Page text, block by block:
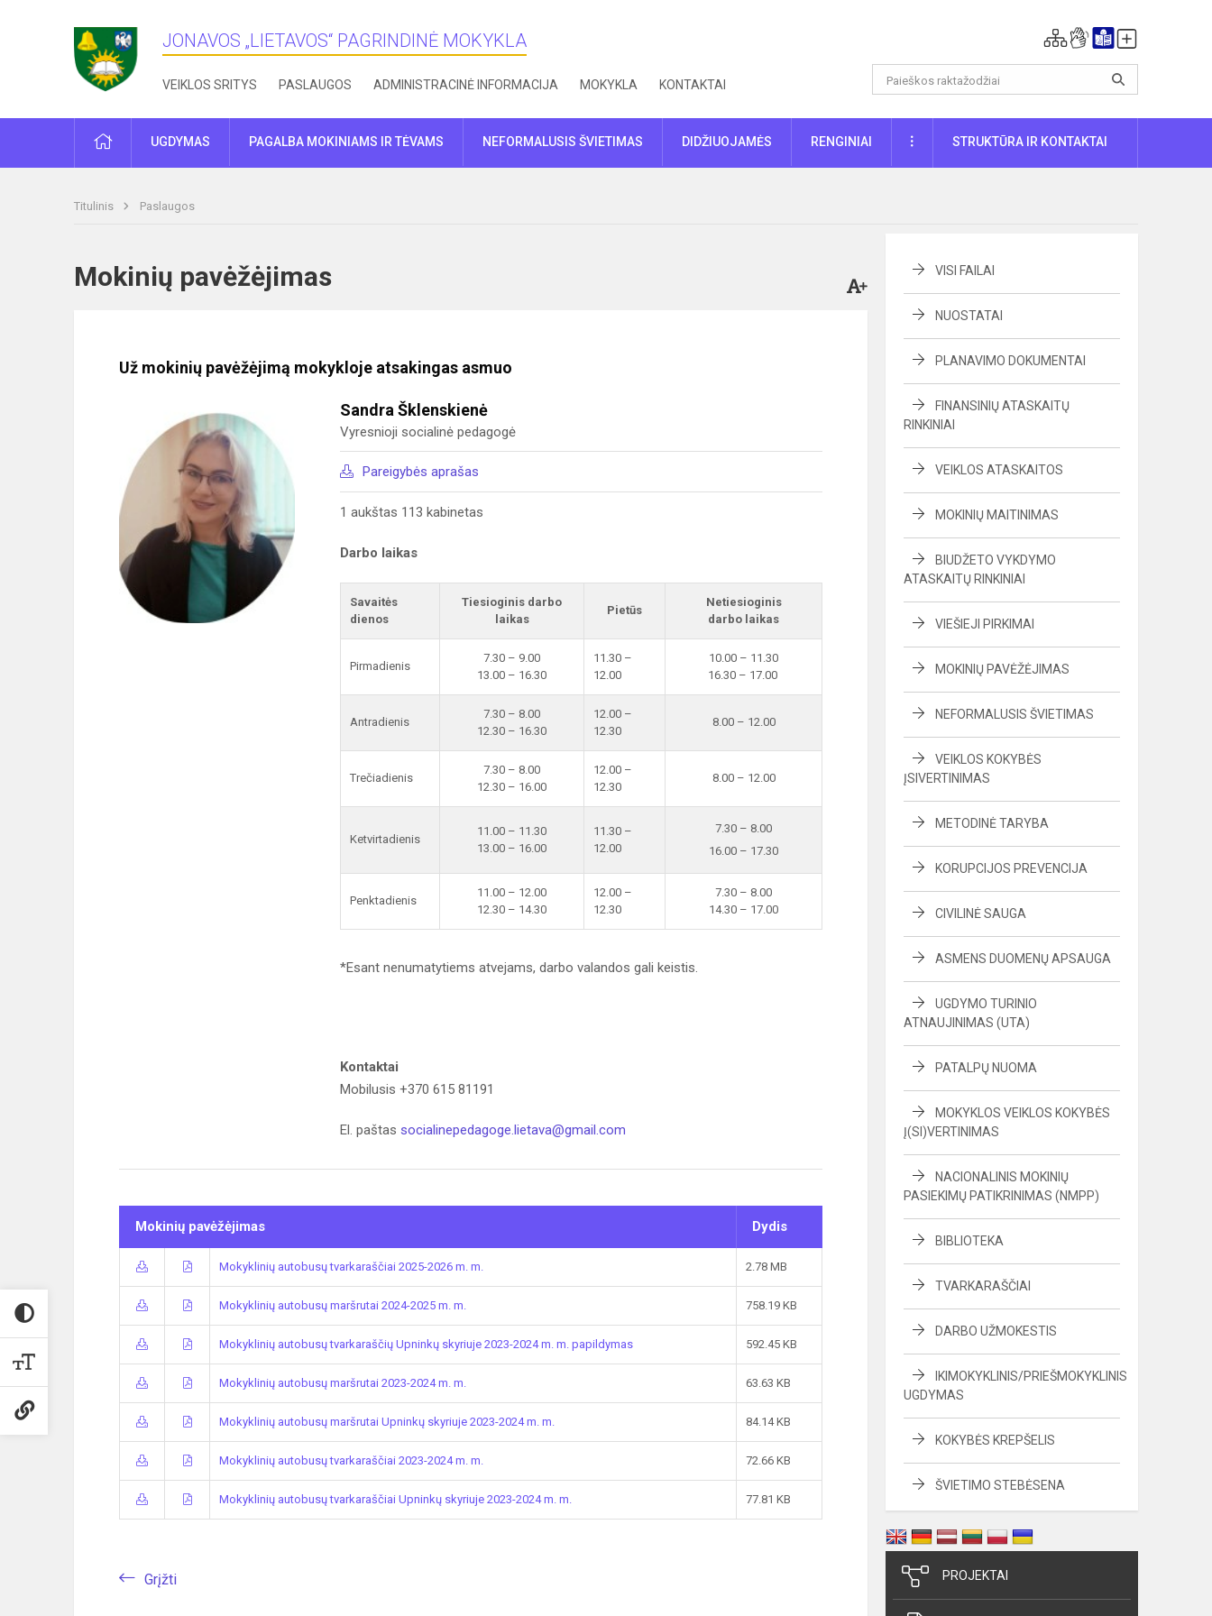
JONAVOS „LIETAVOS“ PAGRINDINĖ MOKYKLA
VEIKLOS SRITYS PASLAUGOS ADMINISTRACINĖ INFORMACIJA MOKYKLA KONTAKTAI
PRADŽIAUGDYMAS PAGALBA MOKINIAMS IR TĖVAMS NEFORMALUSIS ŠVIETIMAS DIDŽIUOJAMĖS RENGINIAI DAUGIAUSTRUKTŪRA IR KONTAKTAI
Titulinis Paslaugos
Mokinių pavėžėjimas
Už mokinių pavėžėjimą mokykloje atsakingas asmuo
Sandra Šklenskienė
Vyresnioji socialinė pedagogė
Pareigybės aprašas
1 aukštas 113 kabinetas
Darbo laikas
Savaitės
dienos
Tiesioginis darbo
laikas
Pietūs
Netiesioginis
darbo laikas
Pirmadienis
7.30 – 9.00
13.00 – 16.30
11.30 –
12.00
10.00 – 11.30
16.30 – 17.00
Antradienis
7.30 – 8.00
12.30 – 16.30
12.00 –
12.30
8.00 – 12.00
Trečiadienis
7.30 – 8.00
12.30 – 16.00
12.00 –
12.30
8.00 – 12.00
Ketvirtadienis
11.00 – 11.30
13.00 – 16.00
11.30 –
12.00
7.30 – 8.00
16.00 – 17.30
Penktadienis
11.00 – 12.00
12.30 – 14.30
12.00 –
12.30
7.30 – 8.00
14.30 – 17.00
*Esant nenumatytiems atvejams, darbo valandos gali keistis.
Kontaktai
Mobilusis +370 615 81191
El. paštas socialinepedagoge.lietava@gmail.com
Mokinių pavėžėjimas Dydis
Mokyklinių autobusų tvarkaraščiai 2025-2026 m. m. 2.78 MB
Mokyklinių autobusų maršrutai 2024-2025 m. m. 758.19 KB
Mokyklinių autobusų tvarkaraščių Upninkų skyriuje 2023-2024 m. m. papildymas 592.45 KB
Mokyklinių autobusų maršrutai 2023-2024 m. m. 63.63 KB
Mokyklinių autobusų maršrutai Upninkų skyriuje 2023-2024 m. m. 84.14 KB
Mokyklinių autobusų tvarkaraščiai 2023-2024 m. m. 72.66 KB
Mokyklinių autobusų tvarkaraščiai Upninkų skyriuje 2023-2024 m. m. 77.81 KB
Grįžti
VISI FAILAI
NUOSTATAI
PLANAVIMO DOKUMENTAI
FINANSINIŲ ATASKAITŲ
RINKINIAI
VEIKLOS ATASKAITOS
MOKINIŲ MAITINIMAS
BIUDŽETO VYKDYMO
ATASKAITŲ RINKINIAI
VIEŠIEJI PIRKIMAI
MOKINIŲ PAVĖŽĖJIMAS
NEFORMALUSIS ŠVIETIMAS
VEIKLOS KOKYBĖS
ĮSIVERTINIMAS
METODINĖ TARYBA
KORUPCIJOS PREVENCIJA
CIVILINĖ SAUGA
ASMENS DUOMENŲ APSAUGA
UGDYMO TURINIO
ATNAUJINIMAS (UTA)
PATALPŲ NUOMA
MOKYKLOS VEIKLOS KOKYBĖS
Į(SI)VERTINIMAS
NACIONALINIS MOKINIŲ
PASIEKIMŲ PATIKRINIMAS (NMPP)
BIBLIOTEKA
TVARKARAŠČIAI
DARBO UŽMOKESTIS
IKIMOKYKLINIS/PRIEŠMOKYKLINIS
UGDYMAS
KOKYBĖS KREPŠELIS
ŠVIETIMO STEBĖSENA
PROJEKTAI